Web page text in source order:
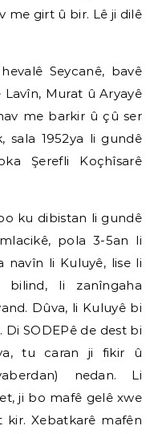
me girt û bir. Lê ji dilê
Seycanê, bavê
Murat û Aryayê
me barkir û çû ser
sala 1952ya li gundê
Şerefli Koçhîsarê
ku dibistan li gundê
pola 3-5an li
navîn li Kuluyê, lise li
bilind, li zanîngaha
Dûva, li Kuluyê bi
SODEPê de dest bi
tu caran ji fikir û
nedan. Li
ji bo mafê gelê xwe
kir. Xebatkarê mafên